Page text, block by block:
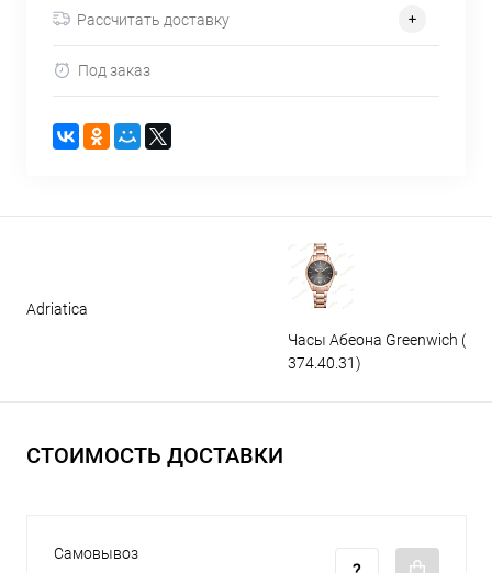
Рассчитать доставку
Под заказ
Adriatica
Часы Абеона Greenwich (GW
374.40.31)
СТОИМОСТЬ ДОСТАВКИ
Самовывоз